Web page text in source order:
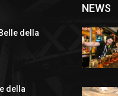
della
della
NEWS